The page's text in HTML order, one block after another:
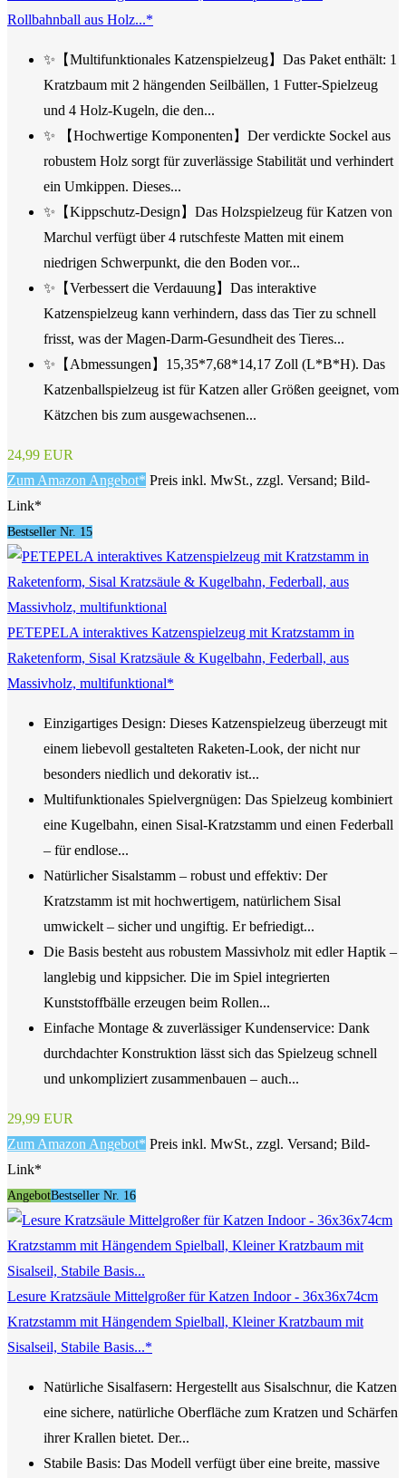
Rollbahnball aus Holz...*
✨【Multifunktionales Katzenspielzeug】Das Paket enthält: 1
Kratzbaum mit 2 hängenden Seilbällen, 1 Futter-Spielzeug
und 4 Holz-Kugeln, die den...
✨ 【Hochwertige Komponenten】Der verdickte Sockel aus
robustem Holz sorgt für zuverlässige Stabilität und verhindert
ein Umkippen. Dieses...
✨【Kippschutz-Design】Das Holzspielzeug für Katzen von
Marchul verfügt über 4 rutschfeste Matten mit einem
niedrigen Schwerpunkt, die den Boden vor...
✨【Verbessert die Verdauung】Das interaktive
Katzenspielzeug kann verhindern, dass das Tier zu schnell
frisst, was der Magen-Darm-Gesundheit des Tieres...
✨【Abmessungen】15,35*7,68*14,17 Zoll (L*B*H). Das
Katzenballspielzeug ist für Katzen aller Größen geeignet, vom
Kätzchen bis zum ausgewachsenen...
24,99 EUR
Zum Amazon Angebot* Preis inkl. MwSt., zzgl. Versand; Bild-
Link*
Bestseller Nr. 15
PETEPELA interaktives Katzenspielzeug mit Kratzstamm in
Raketenform, Sisal Kratzsäule & Kugelbahn, Federball, aus
Massivholz, multifunktional*
Einzigartiges Design: Dieses Katzenspielzeug überzeugt mit
einem liebevoll gestalteten Raketen-Look, der nicht nur
besonders niedlich und dekorativ ist...
Multifunktionales Spielvergnügen: Das Spielzeug kombiniert
eine Kugelbahn, einen Sisal-Kratzstamm und einen Federball
– für endlose...
Natürlicher Sisalstamm – robust und effektiv: Der
Kratzstamm ist mit hochwertigem, natürlichem Sisal
umwickelt – sicher und ungiftig. Er befriedigt...
Die Basis besteht aus robustem Massivholz mit edler Haptik –
langlebig und kippsicher. Die im Spiel integrierten
Kunststoffbälle erzeugen beim Rollen...
Einfache Montage & zuverlässiger Kundenservice: Dank
durchdachter Konstruktion lässt sich das Spielzeug schnell
und unkompliziert zusammenbauen – auch...
29,99 EUR
Zum Amazon Angebot* Preis inkl. MwSt., zzgl. Versand; Bild-
Link*
AngebotBestseller Nr. 16
Lesure Kratzsäule Mittelgroßer für Katzen Indoor - 36x36x74cm
Kratzstamm mit Hängendem Spielball, Kleiner Kratzbaum mit
Sisalseil, Stabile Basis...*
Natürliche Sisalfasern: Hergestellt aus Sisalschnur, die Katzen
eine sichere, natürliche Oberfläche zum Kratzen und Schärfen
ihrer Krallen bietet. Der...
Stabile Basis: Das Modell verfügt über eine breite, massive